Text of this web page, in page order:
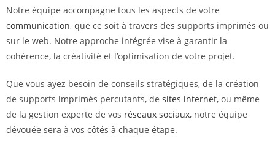
Notre équipe accompagne tous les aspects de votre
communication, que ce soit à travers des supports imprimés ou
sur le web. Notre approche intégrée vise à garantir la
cohérence, la créativité et l’optimisation de votre projet.
Que vous ayez besoin de conseils stratégiques, de la création
de supports imprimés percutants, de sites internet, ou même
de la gestion experte de vos réseaux sociaux, notre équipe
dévouée sera à vos côtés à chaque étape.